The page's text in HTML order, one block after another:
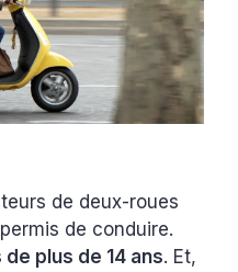
de deux-roues
de conduire.
de plus de 14 ans. Et,